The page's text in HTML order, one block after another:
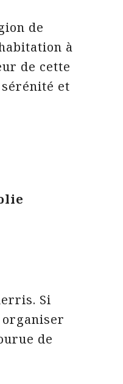
de
à
de cette
et
Si
organiser
de